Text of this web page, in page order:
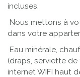
incluses.
Nous mettons à
dans votre
Eau minérale,
(draps, serviette
internet WIFI haut